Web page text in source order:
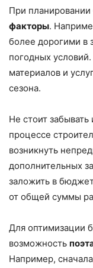
При
факторы.
более дорогими в
погодных
материалов и
сезона.
Не стоит забывать
процессе
возникнуть
дополнительных
заложить в
от общей суммы
Для оптимизации
возможность
Например,